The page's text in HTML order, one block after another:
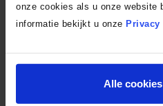
onze cookies als u onze website
informatie bekijkt u onze
Alle